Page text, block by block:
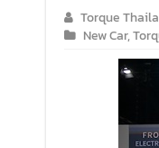
Torque
New Car,